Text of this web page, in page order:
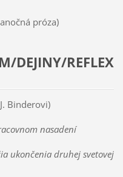
próza)
DEJINY/REFLEX
Binderovi)
nasadení
ukončenia druhej svetovej